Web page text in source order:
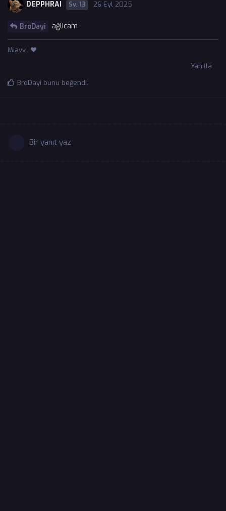
DEPPHRAI 13 26 Eyl 2025
BroDayi ağlicam
Miavv.. ❤
Yanıtla
BroDayi bunu beğendi.
Bir yanıt yaz